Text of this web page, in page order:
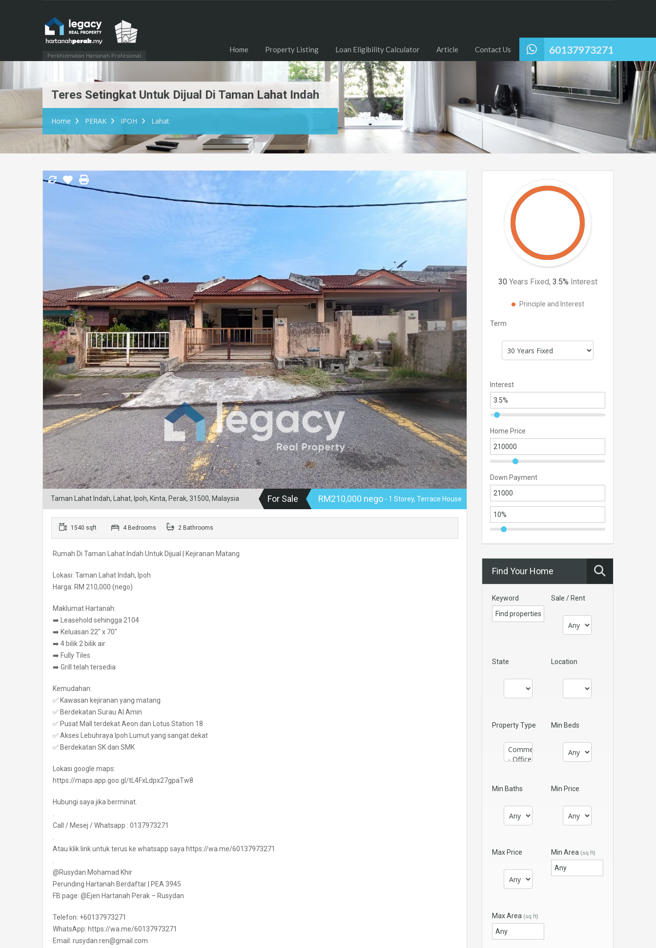
Perkhidmatan Hartanah Profesional 60137973271
Home Property Listing Loan Eligibility Calculator Article Contact Us
Teres Setingkat Untuk Dijual Di Taman Lahat Indah
Home PERAK IPOH Lahat
Taman Lahat Indah, Lahat, Ipoh, Kinta, Perak, 31500, Malaysia For Sale RM210,000 nego - 1 Storey, Terrace House
1540 sqft 4 Bedrooms 2 Bathrooms
Rumah Di Taman Lahat Indah Untuk Dijual | Kejiranan Matang
Lokasi: Taman Lahat Indah, Ipoh
Harga: RM 210,000 (nego)
Maklumat Hartanah:
➡️ Leasehold sehingga 2104
➡️ Keluasan 22″ x 70″
➡️ 4 bilik 2 bilik air
➡️ Fully Tiles
➡️ Grill telah tersedia
Kemudahan:
✅ Kawasan kejiranan yang matang
✅ Berdekatan Surau Al Amin
✅ Pusat Mall terdekat Aeon dan Lotus Station 18
✅ Akses Lebuhraya Ipoh Lumut yang sangat dekat
✅ Berdekatan SK dan SMK
Lokasi google maps:
https://maps.app.goo.gl/tL4FxLdpx27gpaTw8
Hubungi saya jika berminat.
Call / Mesej / Whatsapp : 0137973271
Atau klik link untuk terus ke whatsapp saya https://wa.me/60137973271
@Rusydan Mohamad Khir
Perunding Hartanah Berdaftar | PEA 3945
FB page: @Ejen Hartanah Perak – Rusydan
Telefon: +60137973271
WhatsApp: https://wa.me/60137973271
Email: rusydan.ren@gmail.com
30 Years Fixed, 3.5% Interest
Principle and Interest
Term
Interest
Home Price
Down Payment
Find Your Home
Keyword Sale / Rent
State Location
Property Type Min Beds
Min Baths Min Price
Max Price Min Area (sq ft)
Max Area (sq ft)